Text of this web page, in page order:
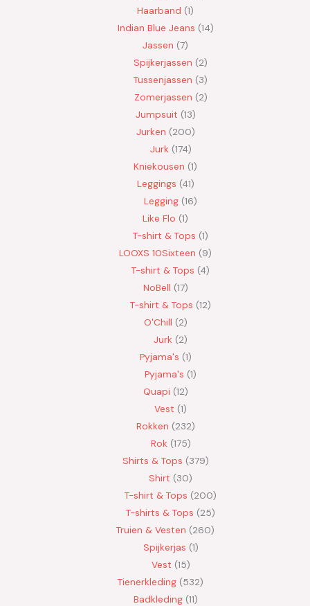
Haarband 1
Indian Blue Jeans 14
Jassen 7
Spijkerjassen
2
Tussenjassen
3
Zomerjassen 2
Jumpsuit 13
Jurken 200
Jurk 174
Kniekousen 1
Leggings 41
Legging 16
Like Flo 1
T-shirt & Tops 1
LOOXS 10Sixteen
9
T-shirt & Tops 4
NoBell 17
T-shirt & Tops 12
O'Chill 2
Jurk 2
Pyjama's 1
Pyjama's 1
Quapi 12
Vest 1
Rokken 232
Rok 175
Shirts & Tops 379
Shirt
30
T-shirt & Tops
200
T-shirts & Tops
25
Truien & Vesten
260
Spijkerjas 1
Vest 15
Tienerkleding 532
Badkleding 11